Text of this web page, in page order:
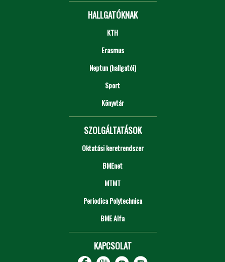
HALLGATÓKNAK
KTH
Erasmus
Neptun (hallgatói)
Sport
Könyvtár
SZOLGÁLTATÁSOK
Oktatási keretrendszer
BMEnet
MTMT
Periodica Polytechnica
BME Alfa
KAPCSOLAT